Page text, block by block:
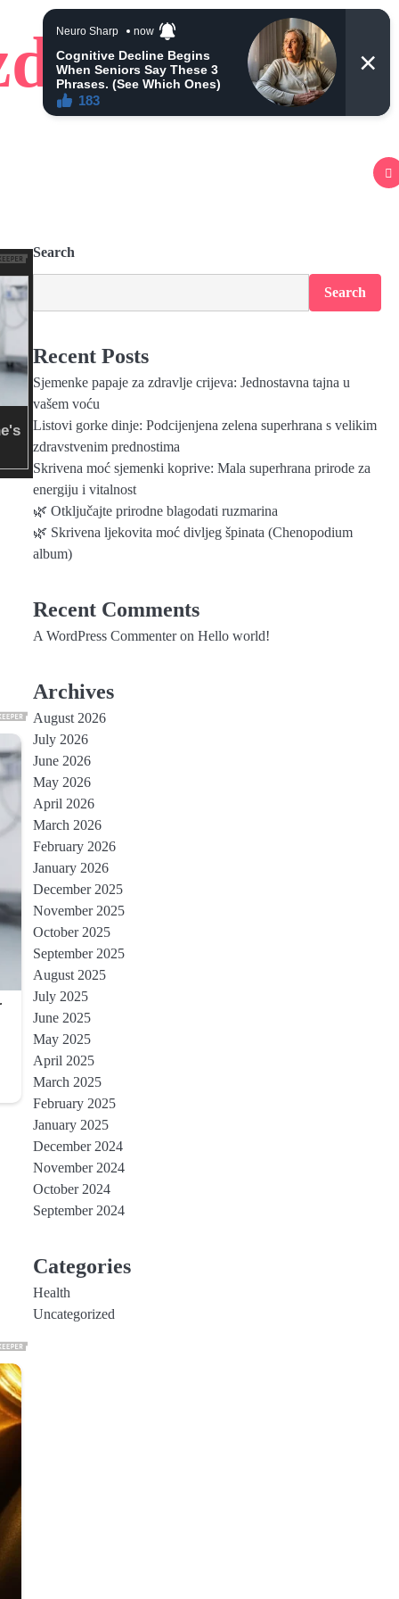
Search
Search
Recent Posts
Sjemenke papaje za zdravlje crijeva: Jednostavna tajna u
vašem voću
Listovi gorke dinje: Podcijenjena zelena superhrana s velikim
zdravstvenim prednostima
Skrivena moć sjemenki koprive: Mala superhrana prirode za
energiju i vitalnost
🌿 Otključajte prirodne blagodati ruzmarina
🌿 Skrivena ljekovita moć divljeg špinata (Chenopodium
album)
Recent Comments
A WordPress Commenteron Hello world!
Archives
August 2026
July 2026
June 2026
May 2026
April 2026
March 2026
February 2026
January 2026
December 2025
November 2025
October 2025
September 2025
August 2025
July 2025
June 2025
May 2025
April 2025
March 2025
February 2025
January 2025
December 2024
November 2024
October 2024
September 2024
Categories
Health
Uncategorized